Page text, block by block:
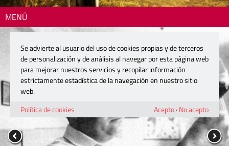
MENÚ
Se advierte al usuario del uso de cookies propias y de terceros
de personalización y de análisis al navegar por esta página web
para mejorar nuestros servicios y recopilar información
estrictamente estadística de la navegación en nuestro sitio
web.
Política de cookies
Acepto· No acepto